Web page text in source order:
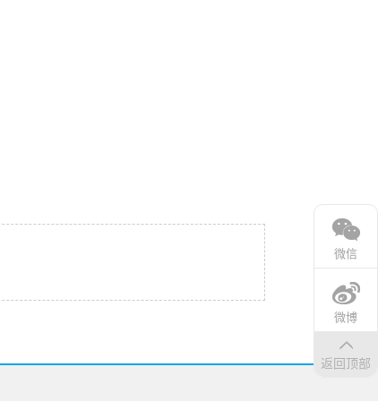
微信
微博
返回顶部